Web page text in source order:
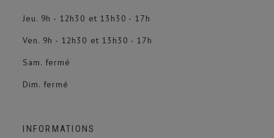
Jeu. 9h - 12h30 et 13h30 - 17h
Ven. 9h - 12h30 et 13h30 - 17h
Sam. fermé
Dim. fermé
INFORMATIONS